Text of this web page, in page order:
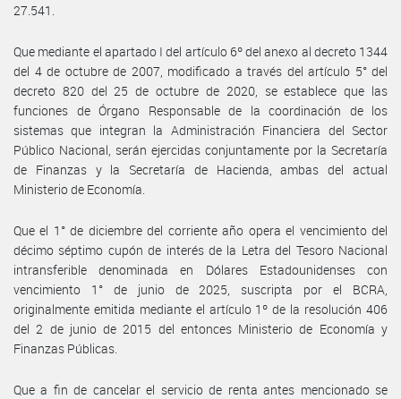
27.541.
Que mediante el apartado I del artículo 6º del anexo al decreto 1344
del 4 de octubre de 2007, modificado a través del artículo 5° del
decreto 820 del 25 de octubre de 2020, se establece que las
funciones de Órgano Responsable de la coordinación de los
sistemas que integran la Administración Financiera del Sector
Público Nacional, serán ejercidas conjuntamente por la Secretaría
de Finanzas y la Secretaría de Hacienda, ambas del actual
Ministerio de Economía.
Que el 1° de diciembre del corriente año opera el vencimiento del
décimo séptimo cupón de interés de la Letra del Tesoro Nacional
intransferible denominada en Dólares Estadounidenses con
vencimiento 1° de junio de 2025, suscripta por el BCRA,
originalmente emitida mediante el artículo 1º de la resolución 406
del 2 de junio de 2015 del entonces Ministerio de Economía y
Finanzas Públicas.
Que a fin de cancelar el servicio de renta antes mencionado se